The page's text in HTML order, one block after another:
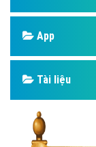
App
Tài liệu